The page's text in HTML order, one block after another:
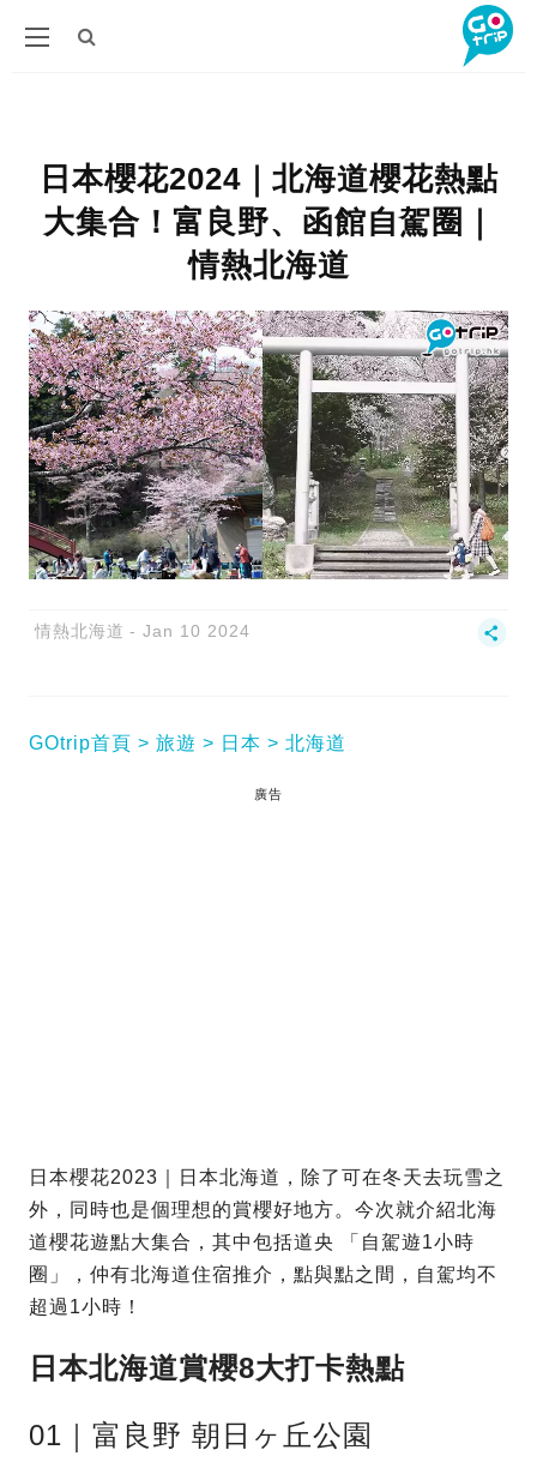
日本櫻花2024｜北海道櫻花熱點
大集合！富良野、函館自駕圈｜
情熱北海道
情熱北海道 Jan 10 2024
GOtrip首頁 旅遊 日本 北海道
廣告
日本櫻花2023｜日本北海道，除了可在冬天去玩雪之
外，同時也是個理想的賞櫻好地方。今次就介紹北海
道櫻花遊點大集合，其中包括道央 「自駕遊1小時
圈」，仲有北海道住宿推介，點與點之間，自駕均不
超過1小時！
日本北海道賞櫻8大打卡熱點
01｜富良野 朝日ヶ丘公園